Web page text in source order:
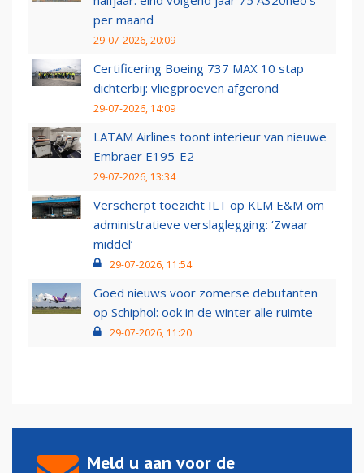
per maand
29-07-2026, 20:09
Certificering Boeing 737 MAX 10 stap
dichterbij: vliegproeven afgerond
29-07-2026, 14:09
LATAM Airlines toont interieur van nieuwe
Embraer E195-E2
29-07-2026, 13:34
Verscherpt toezicht ILT op KLM E&M om
administratieve verslaglegging: ‘Zwaar
middel’
29-07-2026, 11:54
Goed nieuws voor zomerse debutanten
op Schiphol: ook in de winter alle ruimte
29-07-2026, 11:20
Meld u aan voor de